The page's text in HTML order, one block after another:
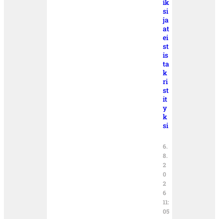
ik
si
ja
at
ei
st
is
ta
k
ri
st
it
y
k
si
6.
8.
2
0
2
6
11:
05